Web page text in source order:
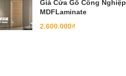
Giá Cửa Gỗ Công Nghiệp
MDFLaminate
2.600.000₫